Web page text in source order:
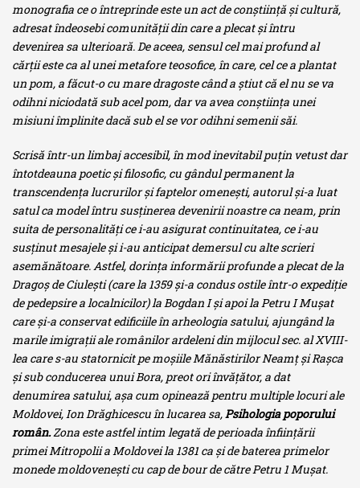
monografia ce o întreprinde este un act de conştiinţă şi cultură,
adresat îndeosebi comunităţii din care a plecat şi întru
devenirea sa ulterioară. De aceea, sensul cel mai profund al
cărţii este ca al unei metafore teosofice, în care, cel ce a plantat
un pom, a făcut-o cu mare dragoste când a ştiut că el nu se va
odihni niciodată sub acel pom, dar va avea conştiinţa unei
misiuni împlinite dacă sub el se vor odihni semenii săi.
Scrisă într-un limbaj accesibil, în mod inevitabil puţin vetust dar
întotdeauna poetic şi filosofic, cu gândul permanent la
transcendenţa lucrurilor şi faptelor omeneşti, autorul şi-a luat
satul ca model întru susţinerea devenirii noastre ca neam, prin
suita de personalităţi ce i-au asigurat continuitatea, ce i-au
susţinut mesajele şi i-au anticipat demersul cu alte scrieri
asemănătoare. Astfel, dorinţa informării profunde a plecat de la
Dragoş de Ciuleşti (care la 1359 şi-a condus ostile într-o expediţie
de pedepsire a localnicilor) la Bogdan I şi apoi la Petru I Muşat
care şi-a conservat edificiile în arheologia satului, ajungând la
marile imigraţii ale românilor ardeleni din mijlocul sec. al XVIII-
lea care s-au statornicit pe moşiile Mănăstirilor Neamţ şi Raşca
şi sub conducerea unui Bora, preot ori învăţător, a dat
denumirea satului, aşa cum opinează pentru multiple locuri ale
Moldovei, Ion Drăghicescu în lucarea sa, Psihologia poporului
român.Zona este astfel intim legată de perioada înfiinţării
primei Mitropolii a Moldovei la 1381 ca şi de baterea primelor
monede moldoveneşti cu cap de bour de către Petru 1 Muşat.